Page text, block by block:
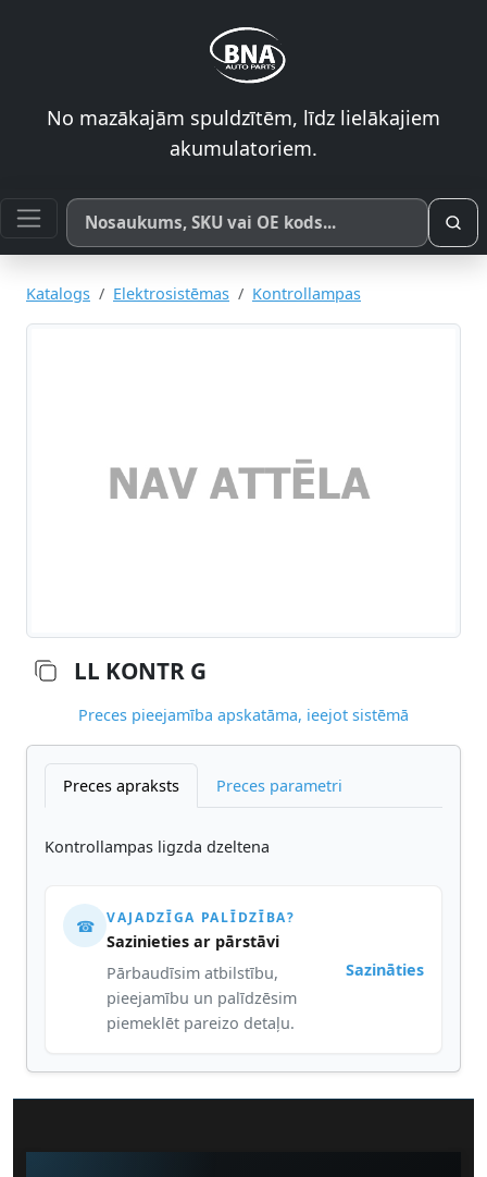
No mazākajām spuldzītēm, līdz lielākajiem
akumulatoriem.
Meklēt pēc produkta nosaukuma, SKU vai OE koda
Katalogs Elektrosistēmas Kontrollampas
LL KONTR G
Preces pieejamība apskatāma, ieejot sistēmā
Preces apraksts Preces parametri
Kontrollampas ligzda dzeltena
☎ VAJADZĪGA PALĪDZĪBA?
Sazinieties ar pārstāvi
Pārbaudīsim atbilstību,
pieejamību un palīdzēsim
piemeklēt pareizo detaļu.
Sazināties